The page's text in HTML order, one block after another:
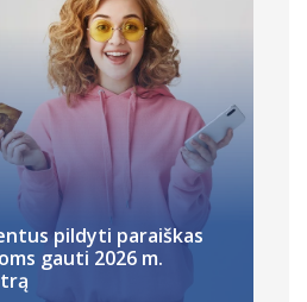
pildyti paraiškas
gauti 2026 m.